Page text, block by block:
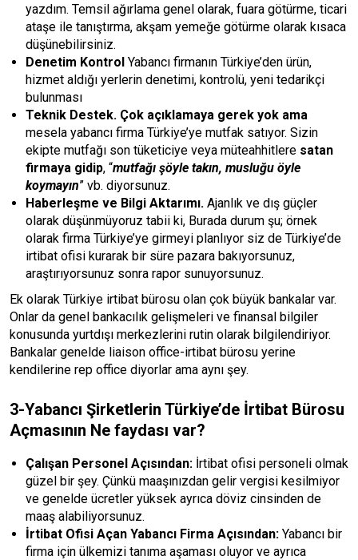
yazdım. Temsil ağırlama genel olarak, fuara götürme, ticari
ataşe ile tanıştırma, akşam yemeğe götürme olarak kısaca
düşünebilirsiniz.
Denetim Kontrol Yabancı firmanın Türkiye’den ürün,
hizmet aldığı yerlerin denetimi, kontrolü, yeni tedarikçi
bulunması
Teknik Destek. Çok açıklamaya gerek yok ama
mesela yabancı firma Türkiye’ye mutfak satıyor. Sizin
ekipte mutfağı son tüketiciye veya müteahhitlere satan
firmaya gidip, “mutfağı şöyle takın, musluğu öyle
koymayın” vb. diyorsunuz.
Haberleşme ve Bilgi Aktarımı. Ajanlık ve dış güçler
olarak düşünmüyoruz tabii ki, Burada durum şu; örnek
olarak firma Türkiye’ye girmeyi planlıyor siz de Türkiye’de
irtibat ofisi kurarak bir süre pazara bakıyorsunuz,
araştırıyorsunuz sonra rapor sunuyorsunuz.
Ek olarak Türkiye irtibat bürosu olan çok büyük bankalar var.
Onlar da genel bankacılık gelişmeleri ve finansal bilgiler
konusunda yurtdışı merkezlerini rutin olarak bilgilendiriyor.
Bankalar genelde liaison office-irtibat bürosu yerine
kendilerine rep office diyorlar ama aynı şey.
3-Yabancı Şirketlerin Türkiye’de İrtibat Bürosu
Açmasının Ne faydası var?
Çalışan Personel Açısından: İrtibat ofisi personeli olmak
güzel bir şey. Çünkü maaşınızdan gelir vergisi kesilmiyor
ve genelde ücretler yüksek ayrıca döviz cinsinden de
maaş alabiliyorsunuz.
İrtibat Ofisi Açan Yabancı Firma Açısından: Yabancı bir
firma için ülkemizi tanıma aşaması oluyor ve ayrıca